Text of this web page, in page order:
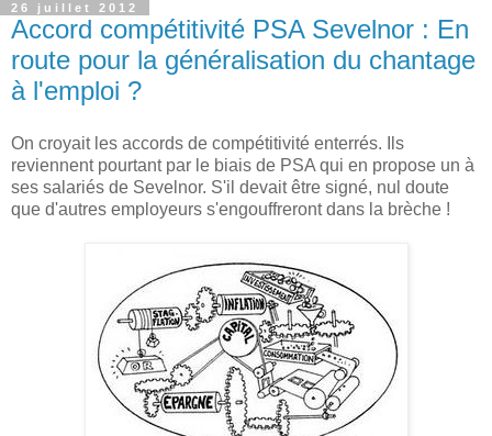
26 juillet 2012
Accord compétitivité PSA Sevelnor : En
route pour la généralisation du chantage
à l'emploi ?
On croyait les accords de compétitivité enterrés. Ils
reviennent pourtant par le biais de PSA qui en propose un à
ses salariés de Sevelnor. S'il devait être signé, nul doute
que d'autres employeurs s'engouffreront dans la brèche !